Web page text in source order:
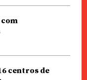
com
centros de